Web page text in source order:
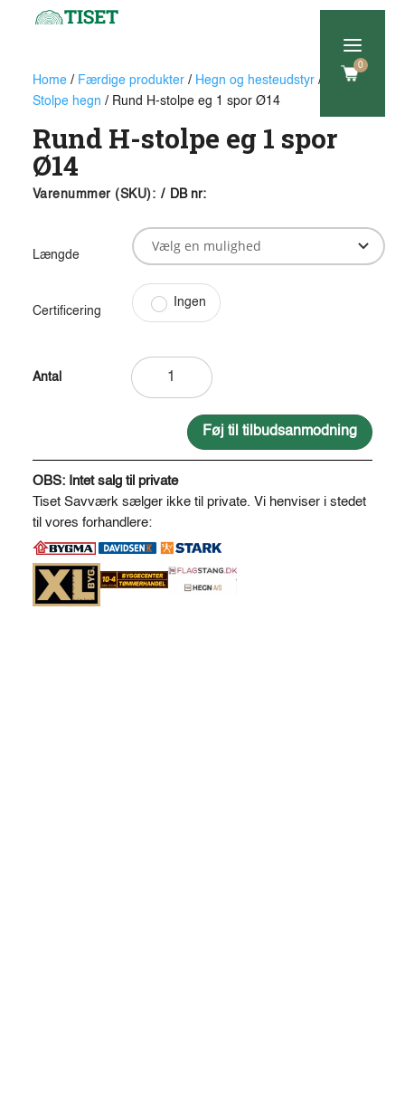
a
0
Home/ Færdige produkter/ Hegn og hesteudstyr/
Stolpe hegn / Rund H-stolpe eg 1 spor Ø14
Rund H-stolpe eg 1 spor
Ø14
Varenummer (SKU): / DB nr:
Længde
Certificering
Ingen
Føj til tilbudsanmodning
A
l
t
e
r
n
t
OBS: Intet salg til private
Tiset Savværk sælger ikke til private. Vi henviser i stedet
til vores forhandlere: